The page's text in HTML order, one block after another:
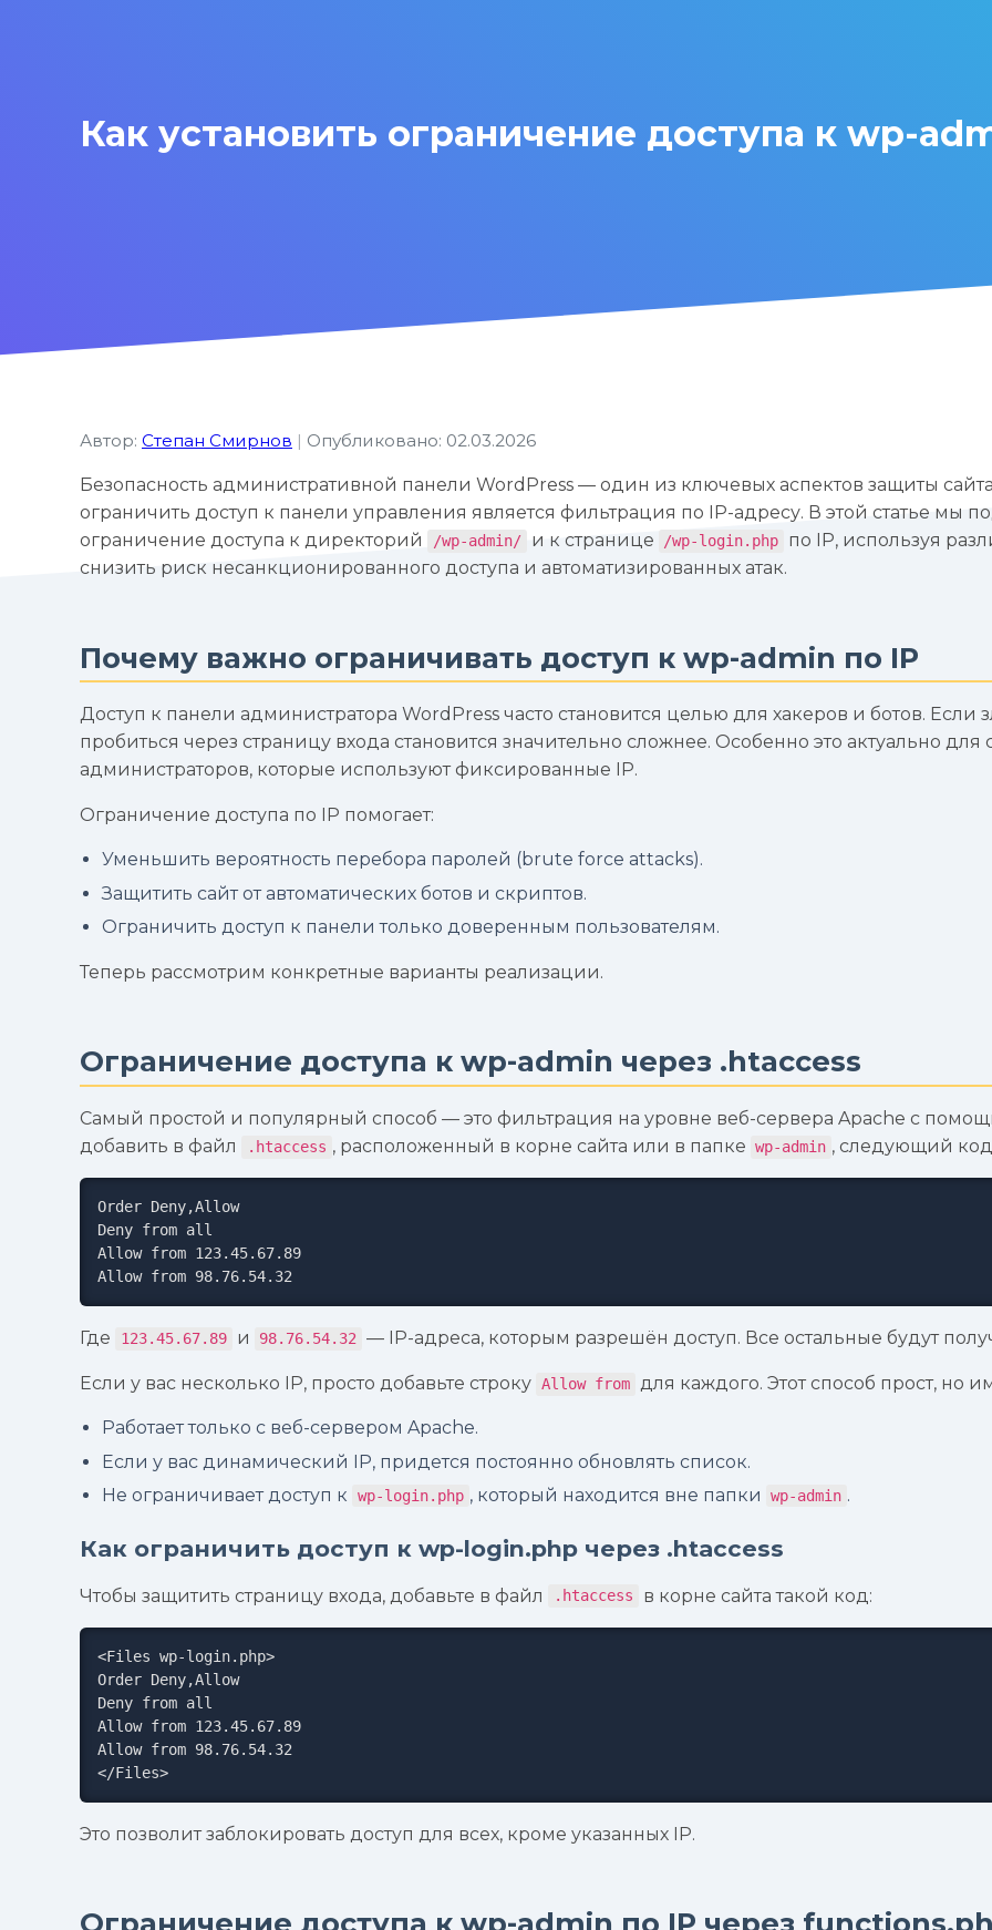
Как установить ограничение доступа к wp-
Автор: Степан Смирнов | Опубликовано: 02.03.2026
Безопасность административной панели WordPress — один из ключевых аспектов защиты
ограничить доступ к панели управления является фильтрация по IP-адресу. В этой статье мы
ограничение доступа к директорий
/wp-admin/ и к странице /wp-login.php
по IP, используя
снизить риск несанкционированного доступа и автоматизированных атак.
Почему важно ограничивать доступ к wp-admin по IP
Доступ к панели администратора WordPress часто становится целью для хакеров и ботов.
пробиться через страницу входа становится значительно сложнее. Особенно это актуально
администраторов, которые используют фиксированные IP.
Ограничение доступа по IP помогает:
Уменьшить вероятность перебора паролей (brute force attacks).
Защитить сайт от автоматических ботов и скриптов.
Ограничить доступ к панели только доверенным пользователям.
Теперь рассмотрим конкретные варианты реализации.
Ограничение доступа к wp-admin через .htaccess
Самый простой и популярный способ — это фильтрация на уровне веб-сервера Apache с
добавить в файл
.htaccess , расположенный в корне сайта или в папке wp-admin , следующий
Order Deny,Allow
Deny from all
Allow from 123.45.67.89
Allow from 98.76.54.32
Где 123.45.67.89 и 98.76.54.32 — IP-адреса, которым разрешён доступ. Все остальные будут
Если у вас несколько IP, просто добавьте строку Allow from для каждого. Этот способ прост, но
Работает только с веб-сервером Apache.
Если у вас динамический IP, придется постоянно обновлять список.
Не ограничивает доступ к
wp-login.php , который находится вне папки wp-admin .
Как ограничить доступ к wp-login.php через .htaccess
Чтобы защитить страницу входа, добавьте в файл .htaccess в корне сайта такой код:
<Files wp-login.php>
Order Deny,Allow
Deny from all
Allow from 123.45.67.89
Allow from 98.76.54.32
</Files>
Это позволит заблокировать доступ для всех, кроме указанных IP.
Ограничение доступа к wp-admin по IP через